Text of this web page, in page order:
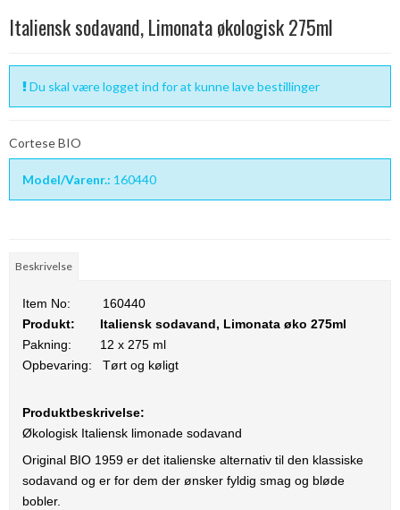
Italiensk sodavand, Limonata økologisk 275ml
Du skal være logget ind for at kunne lave bestillinger
Cortese BIO
Model/Varenr.: 160440
Beskrivelse
Item No: 160440
Produkt: Italiensk sodavand, Limonata øko 275ml
Pakning: 12 x 275 ml
Opbevaring: Tørt og køligt
Produktbeskrivelse:
Økologisk Italiensk limonade sodavand
Original BIO 1959 er det italienske alternativ til den klassiske
sodavand og er for dem der ønsker fyldig smag og bløde
bobler.